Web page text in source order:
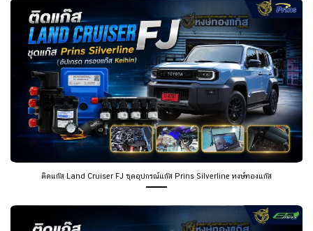
ติดแก๊ส Land Cruiser FJ ชุดอุปกรณ์แก๊ส Prins Silverline หงษ์ทองแก๊ส